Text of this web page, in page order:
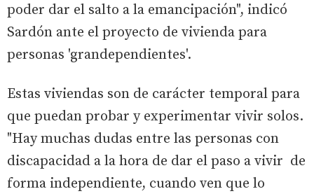
poder dar el salto a la emancipación", indicó
Sardón ante el proyecto de vivienda para
personas 'grandependientes'.
Estas viviendas son de carácter temporal para
que puedan probar y experimentar vivir solos.
"Hay muchas dudas entre las personas con
discapacidad a la hora de dar el paso a vivir de
forma independiente, cuando ven que lo